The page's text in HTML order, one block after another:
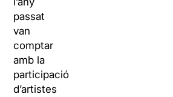
passat
van
comptar
amb la
participació
d’artistes